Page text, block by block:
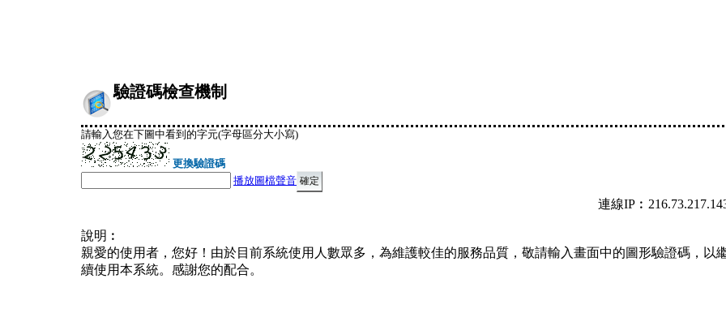
驗證碼檢查機制
請輸入您在下圖中看到的字元(字母區分大小寫)
更換驗證碼
播放圖檔聲音
連線
說明︰
親愛的使用者，您好！由於目前系統使用人數眾多，為維護較佳的服務品質，敬請輸入畫面中的圖形驗證碼，以
續使用本系統。感謝您的配合。